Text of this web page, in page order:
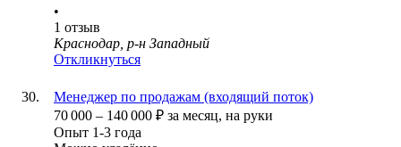
•
1 отзыв
Краснодар, р-н Западный
Откликнуться
Менеджер по продажам (входящий поток)
70 000 – 140 000 ₽ за месяц, на руки
Опыт 1-3 года